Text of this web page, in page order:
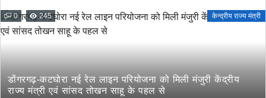
0 245 केन्द्रीय राज्य मंत्री
डोंगरगढ़-कटघोरा नई रेल लाइन परियोजना को मिली मंजुरी केंद्रीय
राज्य मंत्री एवं सांसद तोखन साहू के पहल से